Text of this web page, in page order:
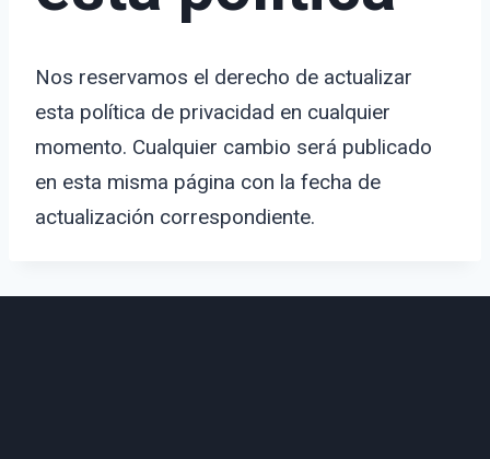
Nos reservamos el derecho de actualizar
esta política de privacidad en cualquier
momento. Cualquier cambio será publicado
en esta misma página con la fecha de
actualización correspondiente.